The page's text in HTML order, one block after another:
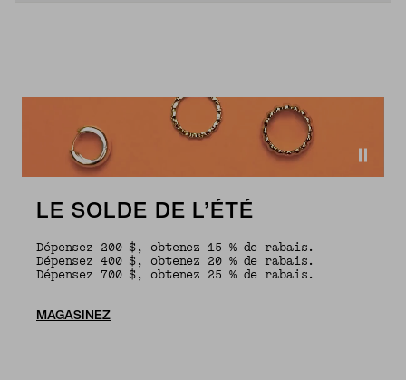
LE SOLDE DE L’ÉTÉ
Dépensez 200 $, obtenez 15 % de rabais.
Dépensez 400 $, obtenez 20 % de rabais.
Dépensez 700 $, obtenez 25 % de rabais.
MAGASINEZ